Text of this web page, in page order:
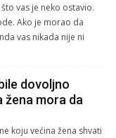
vas je neko ostavio.
Ako je morao da
vas nikada nije ni
dovoljno
žena mora da
koju većina žena shvati